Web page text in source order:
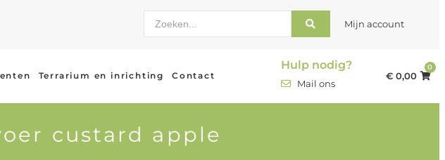
Mijn account
Terrarium en inrichting Contact
Hulp nodig?
Mail ons
€0,00
0
custard apple